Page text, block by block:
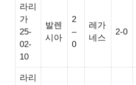
라리
가
25-
02-
10
발렌
시아
2
–
0
레가
네스
2-0
라리